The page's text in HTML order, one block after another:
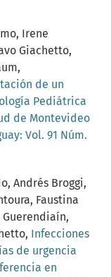
Irene
Giachetto,
de un
Pediátrica
de Montevideo
Vol. 91 Núm.
Andrés Broggi,
Faustina
Infecciones
de urgencia
en